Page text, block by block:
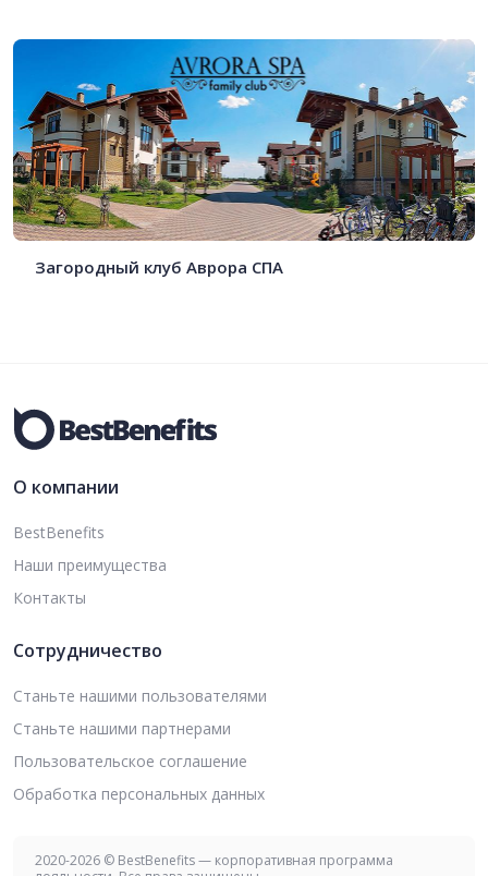
Загородный клуб Аврора СПА
О компании
BestBenefits
Наши преимущества
Контакты
Сотрудничество
Станьте нашими пользователями
Станьте нашими партнерами
Пользовательское соглашение
Обработка персональных данных
2020-2026 © BestBenefits — корпоративная программа